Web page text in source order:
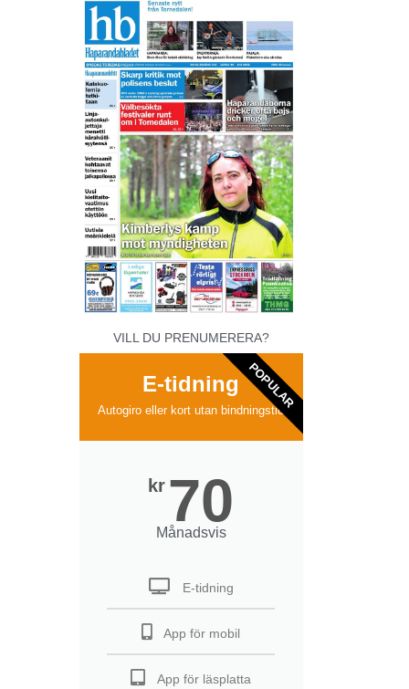
VILL DU PRENUMERERA?
E-tidning
Autogiro eller kort utan bindningstid
kr 70
Månadsvis
E-tidning
App för mobil
App för läsplatta
POPULAR